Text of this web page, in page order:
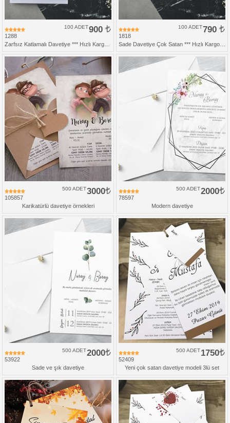
1288
900
100 ADET
1818
790
100 ADET
105857
3000
500 ADET
Karikatürlü davetiye örnekleri
78597
2000
500 ADET
Modern davetiye
53922
2000
500 ADET
Sade ve şık davetiye
52409
1750
500 ADET
Yeni çok satan davetiye modeli 3lü set